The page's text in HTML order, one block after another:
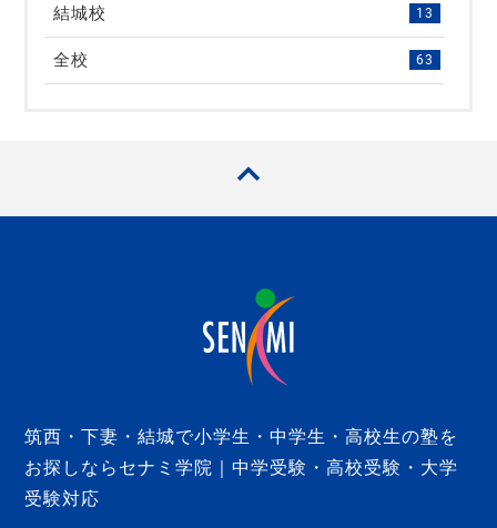
結城校 13
全校 63
筑西・下妻・結城で小学生・中学生・高校生の塾を
お探しならセナミ学院｜中学受験・高校受験・大学
受験対応